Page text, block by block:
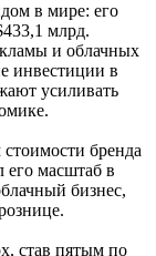
в мире: его
млрд.
и облачных
инвестиции в
усиливать
стоимости бренда
его масштаб в
бизнес,
став пятым по